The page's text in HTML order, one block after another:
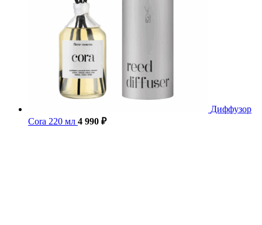
Диффузор
Cora 220 мл 4 990 ₽